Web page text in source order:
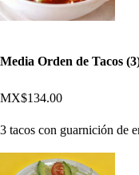
Media Orden de Tacos
MX$134.00
3 tacos con guarnición de